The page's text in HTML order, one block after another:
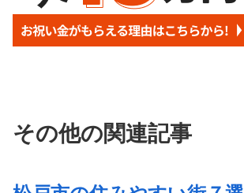
その他の関連記事